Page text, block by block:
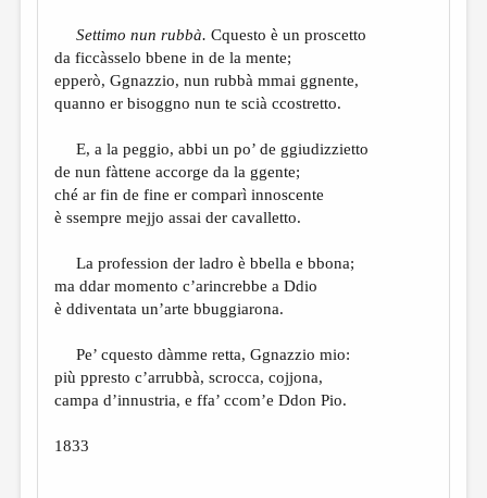
МАЛАЯ ПРОЗА
ЭССЕИСТИКА
ЛИТЕРАТУРОВЕДЕНИЕ
КУЛЬТУРОВЕДЕНИЕ
ПУБЛИЦИСТИКА
РЕЦЕНЗИРОВАНИЕ
ЦИКЛЫ ПУБЛИКАЦИЙ
ТРЕДИАКОВСКИЙ
МЕДИА
ВКОНТАКТЕ
Settimo nun rubbà. Cquesto è un proscetto
da ficcàsselo bbene in de la mente;
epperò, Ggnazzio, nun rubbà mmai ggnente,
quanno er bisoggno nun te scià ccostretto.
E, a la peggio, abbi un po’ de ggiudizzietto
de nun fàttene accorge da la ggente;
ché ar fin de fine er comparì innoscente
è ssempre mejjo assai der cavalletto.
La profession der ladro è bbella e bbona;
ma ddar momento c’arincrebbe a Ddio
è ddiventata un’arte bbuggiarona.
Pe’ cquesto dàmme retta, Ggnazzio mio:
più ppresto c’arrubbà, scrocca, cojjona,
campa d’innustria, e ffa’ ccom’e Ddon Pio.
1833